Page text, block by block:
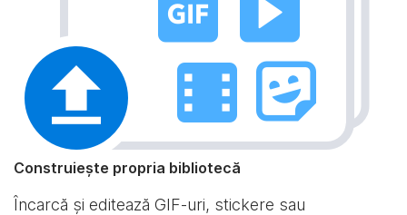
Construiește propria bibliotecă
Încarcă și editează GIF-uri, stickere sau